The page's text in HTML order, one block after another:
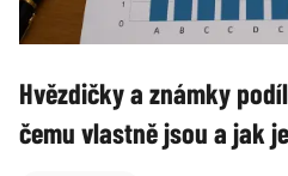
začátku čerpání penzijní
historii předvedlo toto ETF
Hvězdičky a známky
čemu vlastně jsou a jak